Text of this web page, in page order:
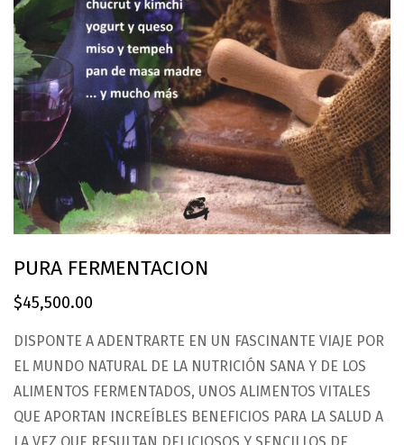
PURA FERMENTACION
$45,500.00
DISPONTE A ADENTRARTE EN UN FASCINANTE VIAJE POR
EL MUNDO NATURAL DE LA NUTRICIÓN SANA Y DE LOS
ALIMENTOS FERMENTADOS, UNOS ALIMENTOS VITALES
QUE APORTAN INCREÍBLES BENEFICIOS PARA LA SALUD A